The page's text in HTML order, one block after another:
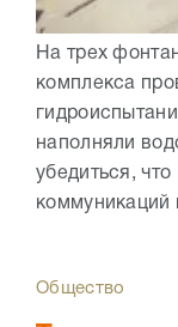
На трех
комплекса
наполняли
убедиться,
коммуникаций
Общество